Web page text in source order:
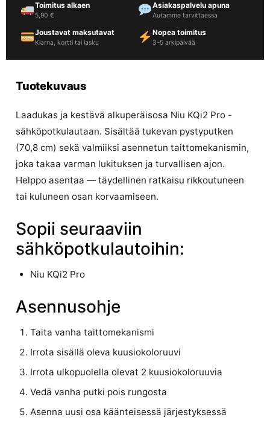
Toimitus alkaen
5,90 €
Asiakaspalvelu apuna
Autamme tarvittaessa
Joustavat maksutavat
Klarna, kortti tai lasku
Nopea toimitus
3–5 arkipäivää
Tuotekuvaus
Laadukas ja kestävä alkuperäisosa Niu KQi2 Pro -
sähköpotkulautaan. Sisältää tukevan pystyputken
(70,8 cm) sekä valmiiksi asennetun taittomekanismin,
joka takaa varman lukituksen ja turvallisen ajon.
Helppo asentaa — täydellinen ratkaisu rikkoutuneen
tai kuluneen osan korvaamiseen.
Sopii seuraaviin
sähköpotkulautoihin:
Niu KQi2 Pro
Asennusohje
Taita vanha taittomekanismi
Irrota sisällä oleva kuusiokoloruuvi
Irrota ulkopuolella olevat 2 kuusiokoloruuvia
Vedä vanha putki pois rungosta
Asenna uusi osa käänteisessä järjestyksessä